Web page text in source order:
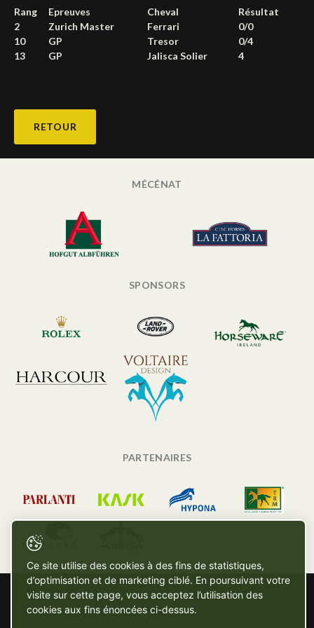
Deutsch
Rang Epreuves Cheval
Résultat
2
Zurich Master Ferrari
0/0
10
GP Tresor
0/4
13
GP Jalisca Solier 4
RETOUR
MÉCÉNAT
SPONSORS
PARTENAIRES
Ce site utilise des cookies à des fins de statistiques,
d’optimisation et de marketing ciblé. En poursuivant votre
visite sur cette page, vous acceptez l’utilisation des
cookies aux fins énoncées ci-dessus.